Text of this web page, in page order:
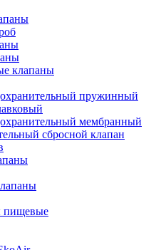
клапаны
пружинный
мембранный
сбросной клапан
пищевые